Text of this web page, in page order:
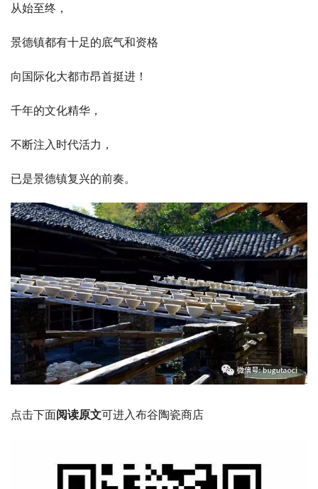
从始至终，
景德镇都有十足的底气和资格
向国际化大都市昂首挺进！
千年的文化精华，
不断注入时代活力，
已是景德镇复兴的前奏。
点击下面阅读原文可进入布谷陶瓷商店